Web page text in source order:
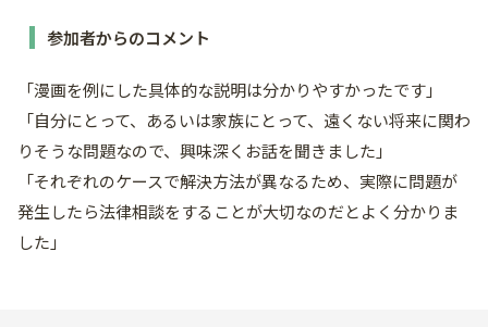
参加者からのコメント
「漫画を例にした具体的な説明は分かりやすかったです」
「自分にとって、あるいは家族にとって、遠くない将来に関わ
りそうな問題なので、興味深くお話を聞きました」
「それぞれのケースで解決方法が異なるため、実際に問題が
発生したら法律相談をすることが大切なのだとよく分かりま
した」